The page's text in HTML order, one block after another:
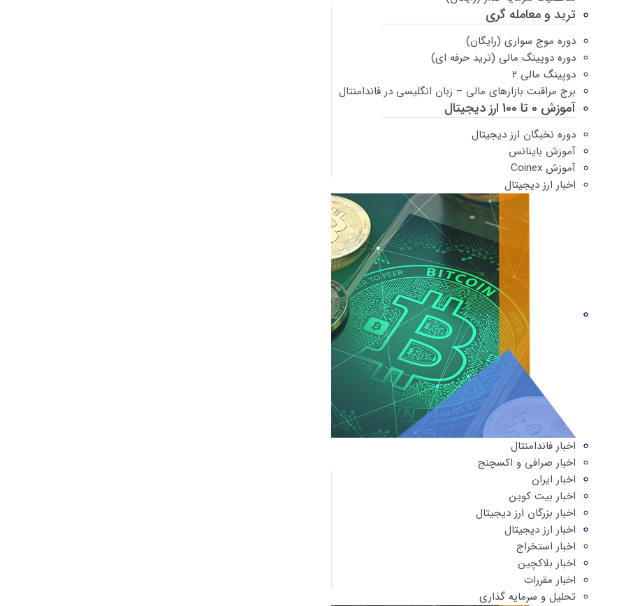
ترید و معامله گری
دوره موج سواری (رایگان)
دوره دوپینگ مالی (ترید حرفه ای)
دوپینگ مالی ۲
برج مراقبت بازارهای مالی – زبان انگلیسی در فاندامنتال
آموزش 0 تا 100 ارز دیجیتال
دوره نخبگان ارز دیجیتال
آموزش باینانس
آموزش Coinex
اخبار ارز دیجیتال
اخبار فاندامنتال
اخبار صرافی و اکسچنج
اخبار ایران
اخبار بیت کوین
اخبار بزرگان ارز دیجیتال
اخبار ارز دیجیتال
اخبار استخراج
اخبار بلاکچین
اخبار مقررات
تحلیل و سرمایه گذاری